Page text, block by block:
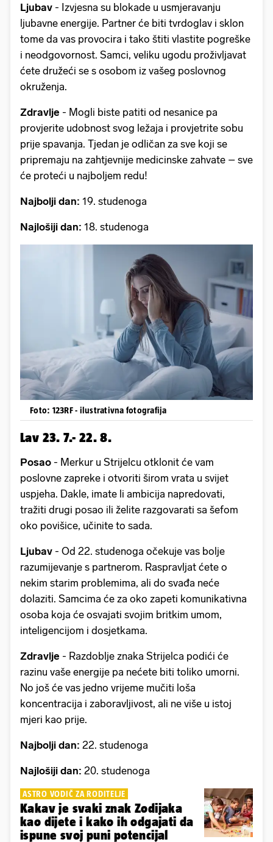
Ljubav - Izvjesna su blokade u usmjeravanju
ljubavne energije. Partner će biti tvrdoglav i sklon
tome da vas provocira i tako štiti vlastite pogreške
i neodgovornost. Samci, veliku ugodu proživljavat
ćete družeći se s osobom iz vašeg poslovnog
okruženja.
Zdravlje - Mogli biste patiti od nesanice pa
provjerite udobnost svog ležaja i provjetrite sobu
prije spavanja. Tjedan je odličan za sve koji se
pripremaju na zahtjevnije medicinske zahvate – sve
će proteći u najboljem redu!
Najbolji dan: 19. studenoga
Najlošiji dan: 18. studenoga
Foto: 123RF - ilustrativna fotografija
Lav 23. 7.- 22. 8.
Posao - Merkur u Strijelcu otklonit će vam
poslovne zapreke i otvoriti širom vrata u svijet
uspjeha. Dakle, imate li ambicija napredovati,
tražiti drugi posao ili želite razgovarati sa šefom
oko povišice, učinite to sada.
Ljubav - Od 22. studenoga očekuje vas bolje
razumijevanje s partnerom. Raspravljat ćete o
nekim starim problemima, ali do svađa neće
dolaziti. Samcima će za oko zapeti komunikativna
osoba koja će osvajati svojim britkim umom,
inteligencijom i dosjetkama.
Zdravlje - Razdoblje znaka Strijelca podići će
razinu vaše energije pa nećete biti toliko umorni.
No još će vas jedno vrijeme mučiti loša
koncentracija i zaboravljivost, ali ne više u istoj
mjeri kao prije.
Najbolji dan: 22. studenoga
Najlošiji dan: 20. studenoga
ASTRO VODIČ ZA RODITELJE
Kakav je svaki znak Zodijaka
kao dijete i kako ih odgajati da
ispune svoj puni potencijal